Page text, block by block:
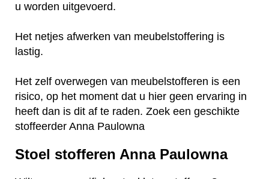
u worden uitgevoerd.
Het netjes afwerken van meubelstoffering is
lastig.
Het zelf overwegen van meubelstofferen is een
risico, op het moment dat u hier geen ervaring in
heeft dan is dit af te raden. Zoek een geschikte
stoffeerder Anna Paulowna
Stoel stofferen Anna Paulowna